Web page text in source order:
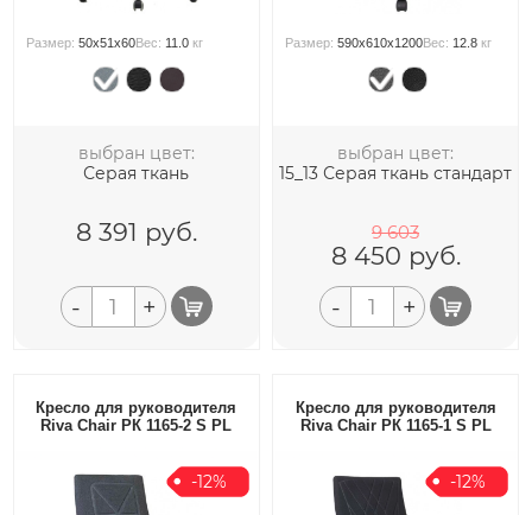
Размер:50x51x60Вес: 11.0 кг
выбран цвет:
Серая ткань
8 391 руб.
- +
Размер:590x610x1200Вес: 12.8 кг
выбран цвет:
15_13 Серая ткань стандарт
9 603
8 450 руб.
- +
Кресло для руководителя
Riva Chair РК 1165-2 S PL
-12%
Кресло для руководителя
Riva Chair РК 1165-1 S PL
-12%